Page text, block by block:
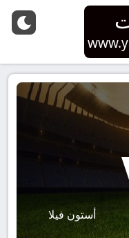
أستون فيلا